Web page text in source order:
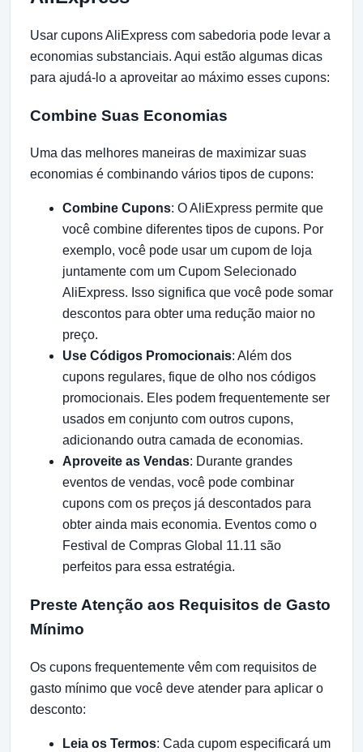
Usar cupons AliExpress com sabedoria pode levar a
economias substanciais. Aqui estão algumas dicas
para ajudá-lo a aproveitar ao máximo esses cupons:
Combine Suas Economias
Uma das melhores maneiras de maximizar suas
economias é combinando vários tipos de cupons:
Combine Cupons: O AliExpress permite que
você combine diferentes tipos de cupons. Por
exemplo, você pode usar um cupom de loja
juntamente com um Cupom Selecionado
AliExpress. Isso significa que você pode somar
descontos para obter uma redução maior no
preço.
Use Códigos Promocionais: Além dos
cupons regulares, fique de olho nos códigos
promocionais. Eles podem frequentemente ser
usados em conjunto com outros cupons,
adicionando outra camada de economias.
Aproveite as Vendas: Durante grandes
eventos de vendas, você pode combinar
cupons com os preços já descontados para
obter ainda mais economia. Eventos como o
Festival de Compras Global 11.11 são
perfeitos para essa estratégia.
Preste Atenção aos Requisitos de Gasto
Mínimo
Os cupons frequentemente vêm com requisitos de
gasto mínimo que você deve atender para aplicar o
desconto:
Leia os Termos: Cada cupom especificará um